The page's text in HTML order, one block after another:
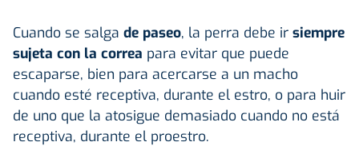
Cuando se salga de paseo, la perra debe ir siempre
sujeta con la correa para evitar que puede
escaparse, bien para acercarse a un macho
cuando esté receptiva, durante el estro, o para huir
de uno que la atosigue demasiado cuando no está
receptiva, durante el proestro.